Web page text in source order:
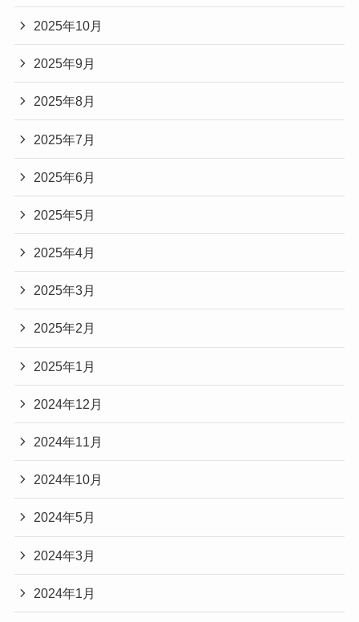
2025年10月
2025年9月
2025年8月
2025年7月
2025年6月
2025年5月
2025年4月
2025年3月
2025年2月
2025年1月
2024年12月
2024年11月
2024年10月
2024年5月
2024年3月
2024年1月